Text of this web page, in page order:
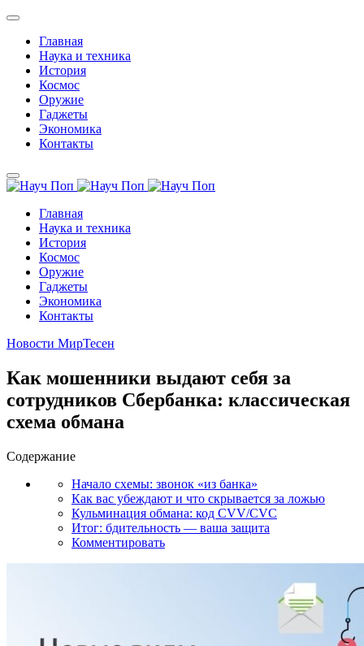
Главная
Наука и техника
История
Космос
Оружие
Гаджеты
Экономика
Контакты
Главная
Наука и техника
История
Космос
Оружие
Гаджеты
Экономика
Контакты
Новости МирТесен
Как мошенники выдают себя за
сотрудников Сбербанка: классическая
схема обмана
Содержание
Начало схемы: звонок «из банка»
Как вас убеждают и что скрывается за ложью
Кульминация обмана: код CVV/CVC
Итог: бдительность — ваша защита
Комментировать